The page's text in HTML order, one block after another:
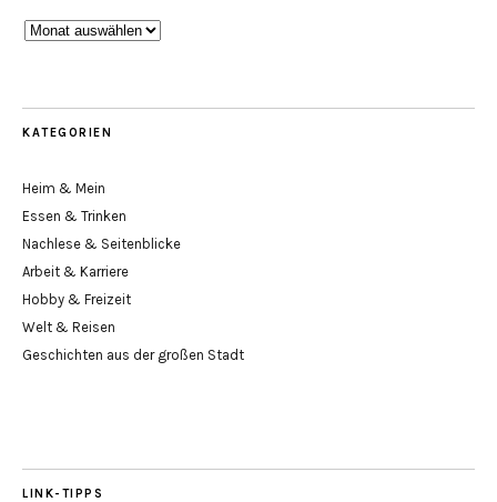
Blog-
KATEGORIEN
Heim & Mein
Essen & Trinken
Nachlese & Seitenblicke
Arbeit & Karriere
Hobby & Freizeit
Welt & Reisen
Geschichten aus der großen Stadt
LINK-TIPPS